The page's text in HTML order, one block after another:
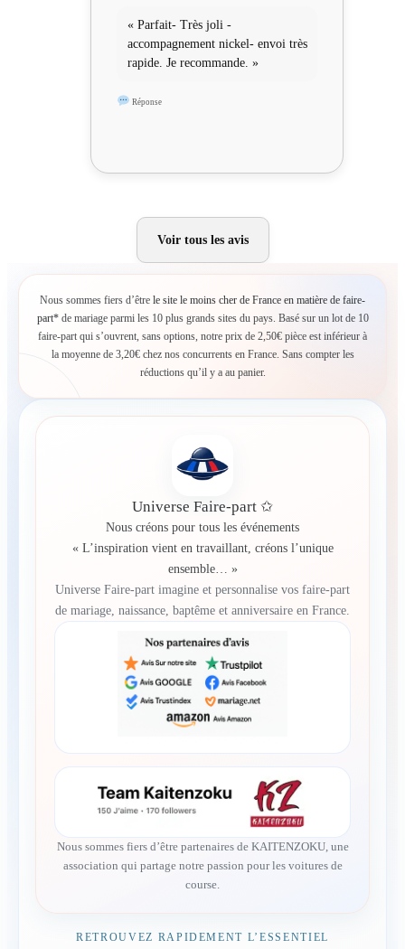
« Parfait- Très joli -
accompagnement nickel- envoi très
rapide. Je recommande. »
Réponse
Voir tous les avis
Nous sommes fiers d’être le site le moins cher de France en matière de faire-
part*de mariage parmi les 10 plus grands sites du pays. Basé sur un lot de 10
faire-part qui s’ouvrent, sans options, notre prix de 2,50€ pièce est inférieur à
la moyenne de 3,20€ chez nos concurrents en France. Sans compter les
réductions qu’il y a au panier.
Universe Faire-part ✩
Nous créons pour tous les événements
« L’inspiration vient en travaillant, créons l’unique
ensemble… »
Universe Faire-part imagine et personnalise vos faire-part
de mariage, naissance, baptême et anniversaire en France.
Nous sommes fiers d’être partenaires de KAITENZOKU, une
association qui partage notre passion pour les voitures de
course.
RETROUVEZ RAPIDEMENT L’ESSENTIEL